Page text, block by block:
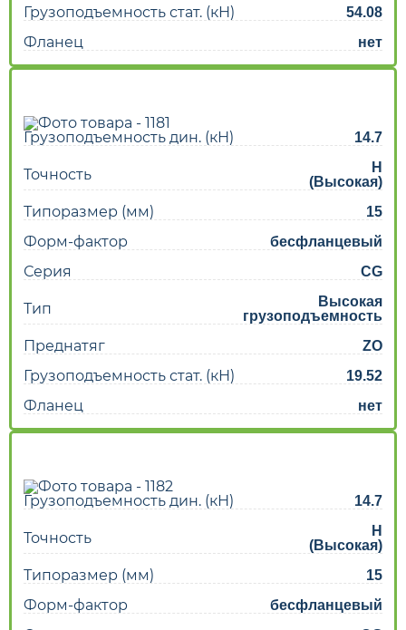
Грузоподъемность стат. (кН) 54.08
Фланец нет
Грузоподъемность дин. (кН) 14.7
Точность
H
(Высокая)
Типоразмер (мм) 15
Форм-фактор бесфланцевый
Серия CG
Тип
Высокая
грузоподъемность
Преднатяг ZO
Грузоподъемность стат. (кН) 19.52
Фланец нет
Грузоподъемность дин. (кН) 14.7
Точность
H
(Высокая)
Типоразмер (мм) 15
Форм-фактор бесфланцевый